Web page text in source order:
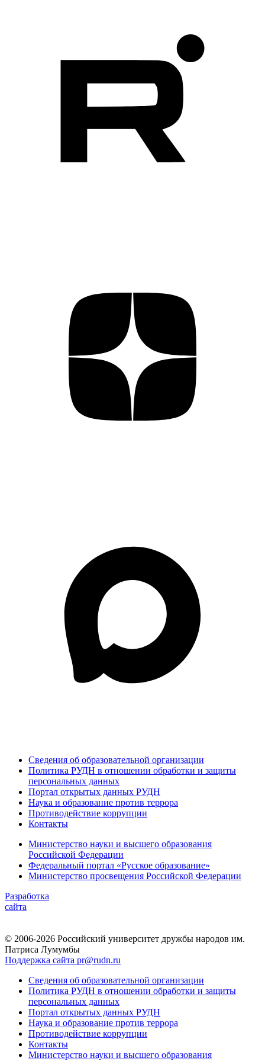
Сведения об образовательной организации
Политика РУДН в отношении обработки и защиты
персональных данных
Портал открытых данных РУДН
Наука и образование против террора
Противодействие коррупции
Контакты
Министерство науки и высшего образования
Российской Федерации
Федеральный портал «Русское образование»
Министерство просвещения Российской Федерации
Разработка
сайта
© 2006-2026 Российский университет дружбы народов им.
Патриса Лумумбы
Поддержка сайта pr@rudn.ru
Сведения об образовательной организации
Политика РУДН в отношении обработки и защиты
персональных данных
Портал открытых данных РУДН
Наука и образование против террора
Противодействие коррупции
Контакты
Министерство науки и высшего образования